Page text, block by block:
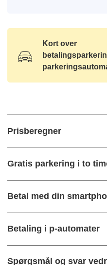
Kort over
Prisberegner
Gratis parkering i to
Betal med din
Betaling i p-automater
Spørgsmål og svar